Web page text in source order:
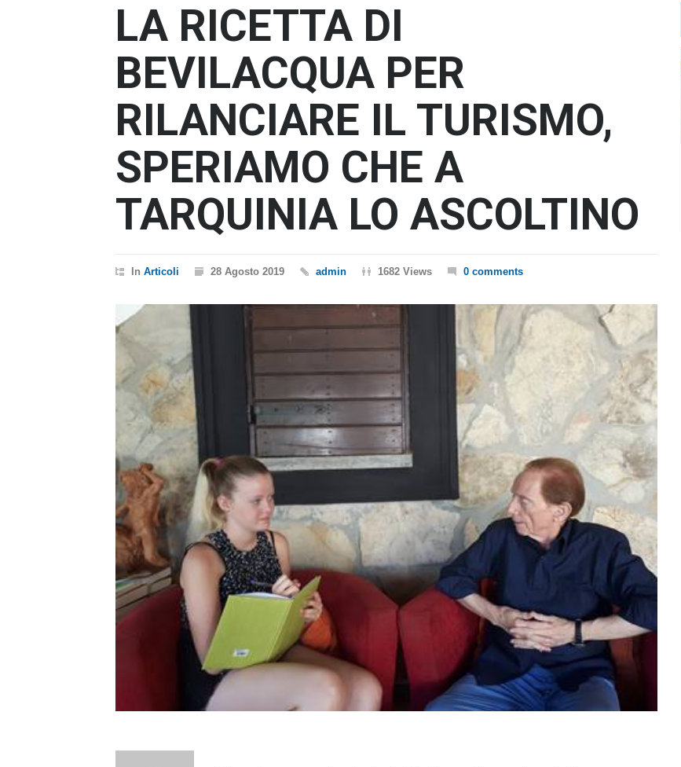
LA RICETTA DI
BEVILACQUA PER
RILANCIARE IL TURISMO,
SPERIAMO CHE A
TARQUINIA LO ASCOLTINO
In Articoli 28 Agosto 2019 admin 1682 Views 0 comments